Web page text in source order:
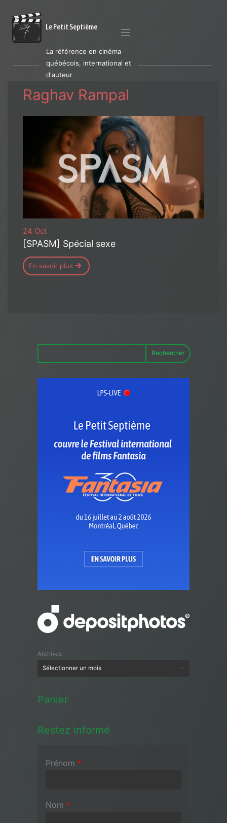
Le Petit Septième
La référence en cinéma
québécois, international et
d'auteur
Raghav Rampal
24 Oct
[SPASM] Spécial sexe
En savoir plus
Rechercher
Archives
Panier
Restez informé
Prénom *
Nom *